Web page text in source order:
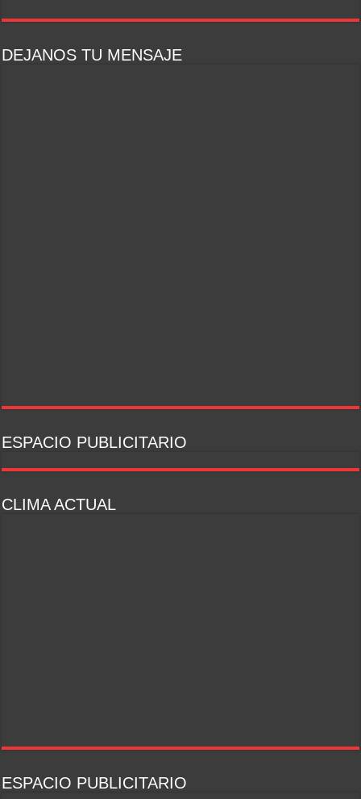
DEJANOS TU MENSAJE
ESPACIO PUBLICITARIO
CLIMA ACTUAL
ESPACIO PUBLICITARIO